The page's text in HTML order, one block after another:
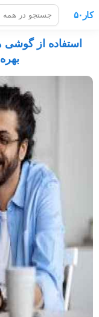
کار۵۰
استفاده از